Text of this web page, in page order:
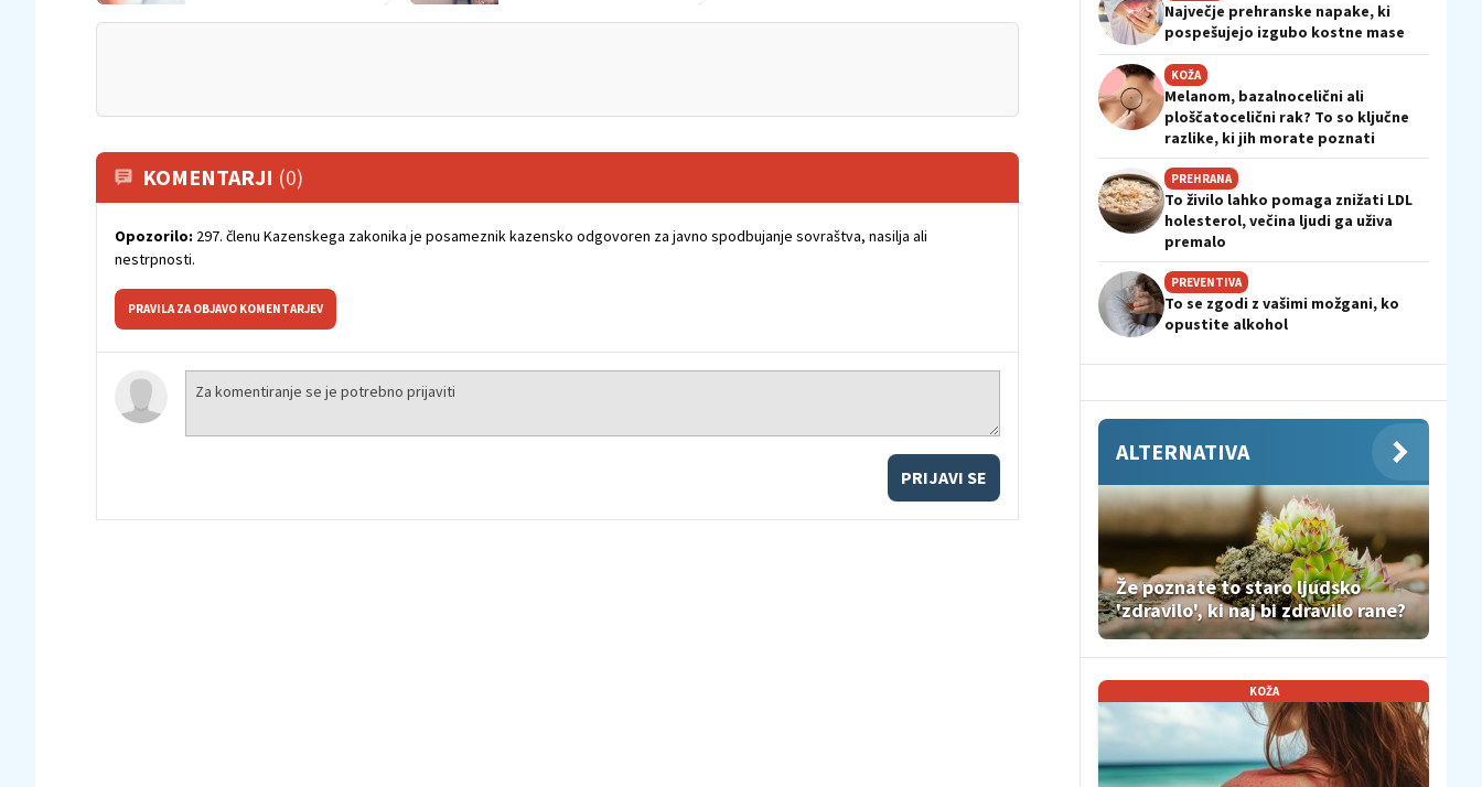
KOMENTARJI (0)
Opozorilo: 297. členu Kazenskega zakonika je posameznik kazensko odgovoren za javno spodbujanje sovraštva, nasilja ali
nestrpnosti.
PRAVILA ZA OBJAVO KOMENTARJEV
PRIJAVI SE
Največje prehranske napake, ki
pospešujejo izgubo kostne mase
KOŽA
Melanom, bazalnocelični ali
ploščatocelični rak? To so ključne
razlike, ki jih morate poznati
PREHRANA
To živilo lahko pomaga znižati LDL
holesterol, večina ljudi ga uživa
premalo
PREVENTIVA
To se zgodi z vašimi možgani, ko
opustite alkohol
ALTERNATIVA
Že poznate to staro ljudsko
'zdravilo', ki naj bi zdravilo rane?
KOŽA